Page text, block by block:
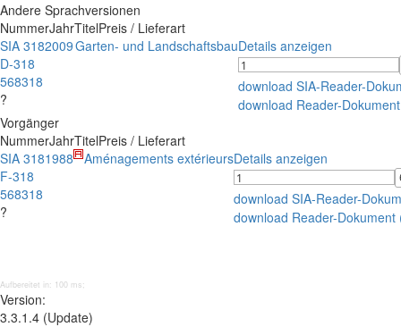
Andere Sprachversionen
NummerJahrTitelPreis / Lieferart
SIA 318
D-318
568318
?
2009Garten- und LandschaftsbauDetails anzeigen
download SIA-Reader-
download Reader-
Vorgänger
NummerJahrTitelPreis / Lieferart
SIA 318
F-318
568318
?
1988 Aménagements extérieursDetails anzeigen
download SIA-Reader-
download Reader-Dokument
Aufbereitet in: 100 ms;
Version:
3.3.1.4 (Update)